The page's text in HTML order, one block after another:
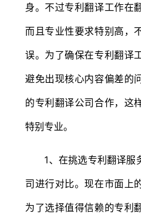
身。不过专利翻译工作在
而且专业性要求特别高，
误。为了确保在专利翻译
避免出现核心内容偏差的
的专利翻译公司合作，这
特别专业。
1、在挑选专利翻译服
司进行对比。现在市面上
为了选择值得信赖的专利